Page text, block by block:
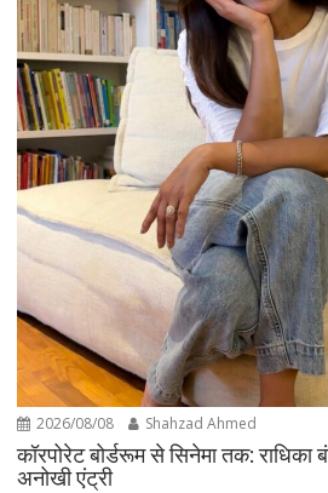
2026/08/08 Shahzad Ahmed
कॉरपोरेट बोर्डरूम से सिनेमा तक: राधिका
अनोखी एंट्री